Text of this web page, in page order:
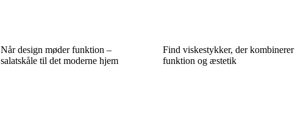
Når design møder funktion –
salatskåle til det moderne hjem
Find viskestykker, der kombinerer
funktion og æstetik